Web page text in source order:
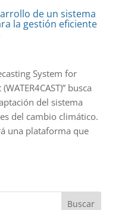
de un sistema
la gestión eficiente
System for
busca
del sistema
del cambio climático.
una plataforma que
Buscar